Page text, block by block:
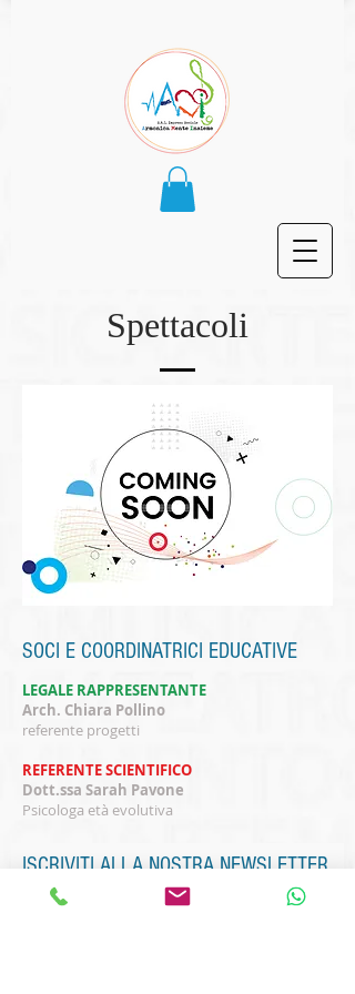
Spettacoli
SOCI E COORDINATRICI EDUCATIVE
LEGALE RAPPRESENTANTE
Arch. Chiara Pollino
referente progetti
REFERENTE SCIENTIFICO
Dott.ssa Sarah Pavone
Psicologa età evolutiva
ISCRIVITI ALLA NOSTRA NEWSLETTER